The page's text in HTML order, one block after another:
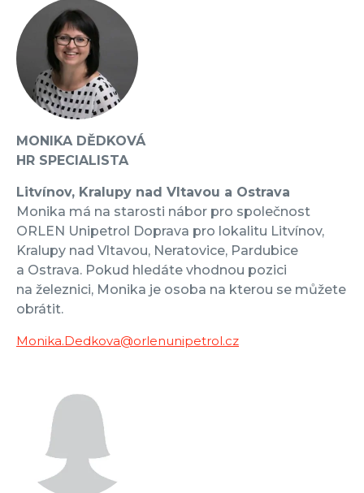
MONIKA DĚDKOVÁ
HR SPECIALISTA
Litvínov, Kralupy nad Vltavou a Ostrava
Monika má na starosti nábor pro společnost
ORLEN Unipetrol Doprava pro lokalitu Litvínov,
Kralupy nad Vltavou, Neratovice, Pardubice
a Ostrava. Pokud hledáte vhodnou pozici
na železnici, Monika je osoba na kterou se můžete
obrátit.
Monika.Dedkova@orlenunipetrol.cz